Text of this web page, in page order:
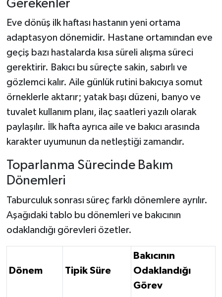
Gerekenler
Eve dönüş ilk haftası hastanın yeni ortama
adaptasyon dönemidir. Hastane ortamından eve
geçiş bazı hastalarda kısa süreli alışma süreci
gerektirir. Bakıcı bu süreçte sakin, sabırlı ve
gözlemci kalır. Aile günlük rutini bakıcıya somut
örneklerle aktarır; yatak başı düzeni, banyo ve
tuvalet kullanım planı, ilaç saatleri yazılı olarak
paylaşılır. İlk hafta ayrıca aile ve bakıcı arasında
karakter uyumunun da netleştiği zamandır.
Toparlanma Sürecinde Bakım
Dönemleri
Taburculuk sonrası süreç farklı dönemlere ayrılır.
Aşağıdaki tablo bu dönemleri ve bakıcının
odaklandığı görevleri özetler.
Dönem Tipik Süre
Bakıcının
Odaklandığı
Görev